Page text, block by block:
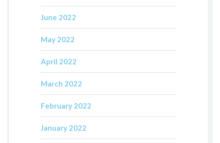
June 2022
May 2022
April 2022
March 2022
February 2022
January 2022